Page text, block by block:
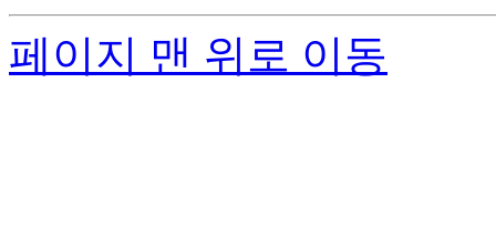
페이지 맨 위로 이동